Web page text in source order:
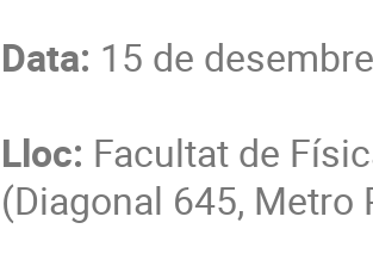
Data: 15 de
Lloc: Facultat de
(Diagonal 645, Metro